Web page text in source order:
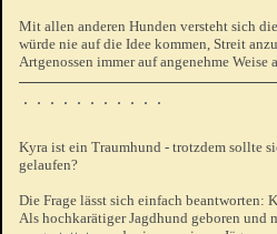
Mit allen anderen Hunden versteht sich
würde nie auf die Idee kommen, Streit
Artgenossen immer auf angenehme Weise
Kyra ist ein Traumhund - trotzdem sollte
gelaufen?
Die Frage lässt sich einfach beantworten:
Als hochkarätiger Jagdhund geboren und